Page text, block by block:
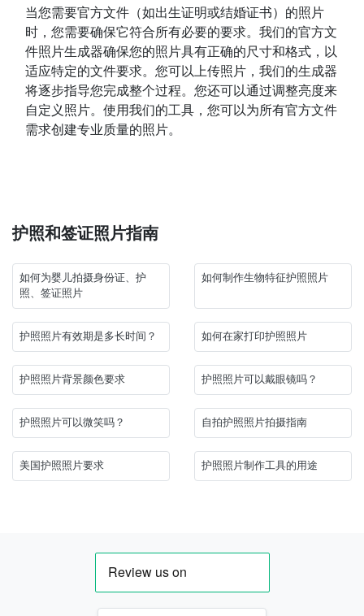
当您需要官方文件（如出生证明或结婚证书）的照片
时，您需要确保它符合所有必要的要求。我们的官方文
件照片生成器确保您的照片具有正确的尺寸和格式，以
适应特定的文件要求。您可以上传照片，我们的生成器
将逐步指导您完成整个过程。您还可以通过调整亮度来
自定义照片。使用我们的工具，您可以为所有官方文件
需求创建专业质量的照片。
护照和签证照片指南
如何为婴儿拍摄身份证、护
照、签证照片
如何制作生物特征护照照片
护照照片有效期是多长时间？ 如何在家打印护照照片
护照照片背景颜色要求 护照照片可以戴眼镜吗？
护照照片可以微笑吗？ 自拍护照照片拍摄指南
美国护照照片要求 护照照片制作工具的用途